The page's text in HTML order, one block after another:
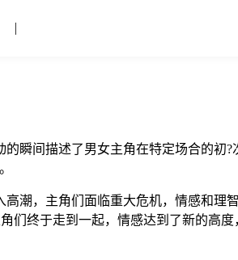
瞬间描述了男女主角在特定场合的初
潮，主角们面临重大危机，情感和理
终于走到一起，情感达到了新的高度